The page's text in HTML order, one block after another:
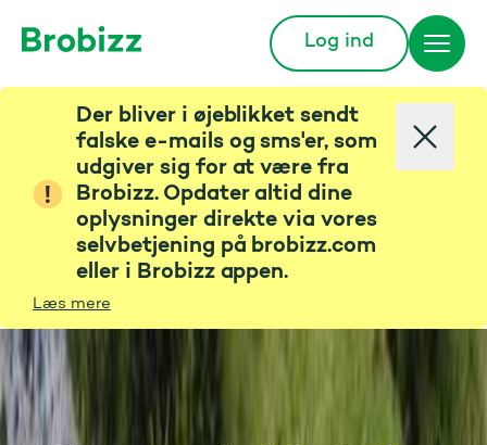
Log ind
Der bliver i øjeblikket sendt
falske e-mails og sms'er, som
udgiver sig for at være fra
Brobizz. Opdater altid dine
oplysninger direkte via vores
selvbetjening på brobizz.com
eller i Brobizz appen.
Læs mere